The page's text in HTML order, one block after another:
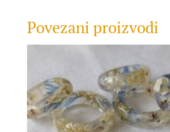
Povezani proizvodi